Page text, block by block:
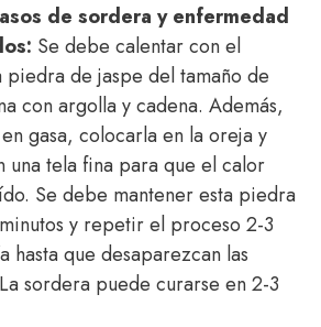
de sordera y enfermedad
Se debe calentar con el
piedra de jaspe del tamaño de
con argolla y cadena. Además,
gasa, colocarla en la oreja y
una tela fina para que el calor
Se debe mantener esta piedra
y repetir el proceso 2-3
hasta que desaparezcan las
sordera puede curarse en 2-3